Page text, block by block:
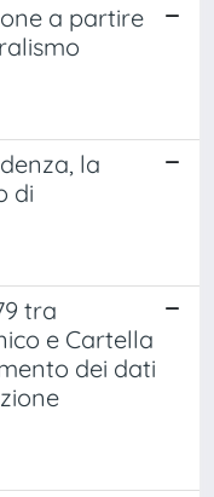
a partire
la
di
tra
e Cartella
dei dati